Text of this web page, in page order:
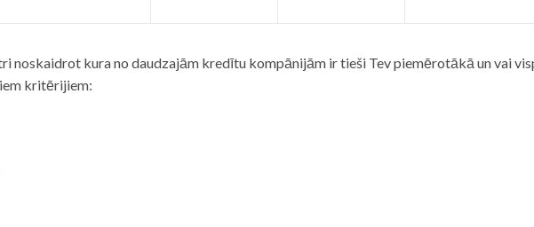
noskaidrot kura no daudzajām kredītu kompānijām ir tieši Tev piemērotākā un vai
kritērijiem: